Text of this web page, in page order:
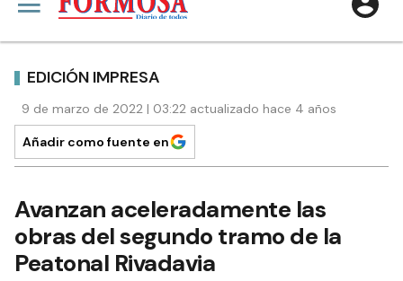
EDICIÓN IMPRESA
9 de marzo de 2022 | 03:22 actualizado hace 4 años
Añadir como fuente en
Avanzan aceleradamente las
obras del segundo tramo de la
Peatonal Rivadavia